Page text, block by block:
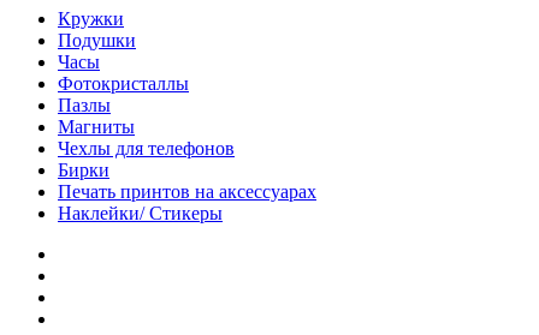
Кружки
Подушки
Часы
Фотокристаллы
Пазлы
Магниты
Чехлы для телефонов
Бирки
Печать принтов на аксессуарах
Наклейки/ Стикеры